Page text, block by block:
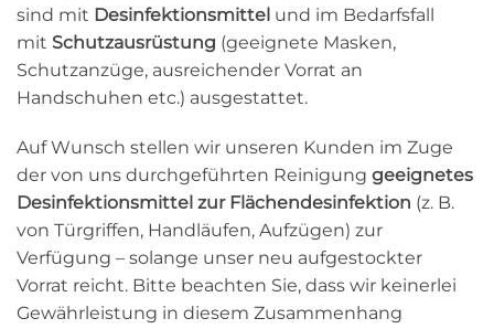
sind mit Desinfektionsmittel und im Bedarfsfall
mit Schutzausrüstung (geeignete Masken,
Schutzanzüge, ausreichender Vorrat an
Handschuhen etc.) ausgestattet.
Auf Wunsch stellen wir unseren Kunden im Zuge
der von uns durchgeführten Reinigung geeignetes
Desinfektionsmittel zur Flächendesinfektion (z. B.
von Türgriffen, Handläufen, Aufzügen) zur
Verfügung – solange unser neu aufgestockter
Vorrat reicht. Bitte beachten Sie, dass wir keinerlei
Gewährleistung in diesem Zusammenhang